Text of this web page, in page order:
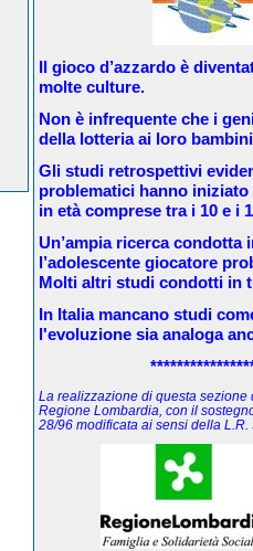
Il gioco d’azzardo è
molte culture.
Non è infrequente che i
della lotteria ai loro
Gli studi retrospettivi
problematici hanno
in età comprese tra i 10 e i
Un’ampia ricerca condotta
l’adolescente giocatore
Molti altri studi condotti in
In Italia mancano studi
l'evoluzione sia analoga
La realizzazione di questa sezione
Regione Lombardia, con il
28/96 modificata ai sensi della